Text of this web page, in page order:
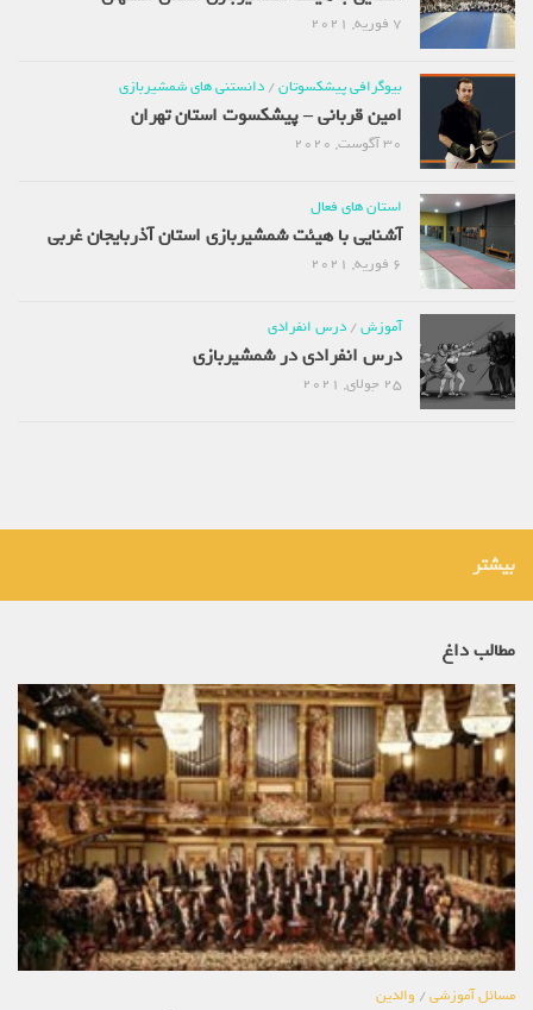
بیوگرافی پیشکسوتان/دانستنی های شمشیربازی
امین قربانی – پیشکسوت استان تهران
استان های فعال
آشنایی با هیئت شمشیربازی استان آذربایجان غربی
آموزش/درس انفرادی
درس انفرادی در شمشیربازی
بیشتر
مطالب داغ
مسائل آموزشی/والدین